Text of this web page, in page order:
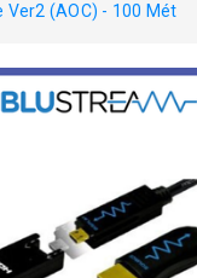
Ver2 (AOC) - 100 Mét